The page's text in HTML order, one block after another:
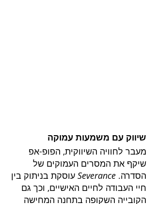
שיווק עם משמעות עמוקה
מעבר לחוויה השיווקית, הפופ-אפ
שיקף את המסרים העמוקים של
הסדרה. Severance עוסקת בניתוק בין
חיי העבודה לחיים האישיים, וכך גם
הקובייה השקופה בתחנה המחישה